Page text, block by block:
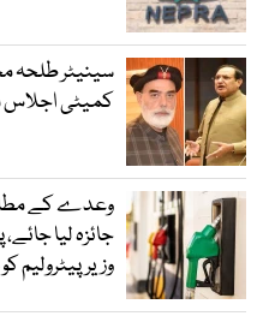
سینیٹر طلحہ
کمیٹی اجلاس
وعدے کے
جائزہ لیا
وزیرپیٹرولیم